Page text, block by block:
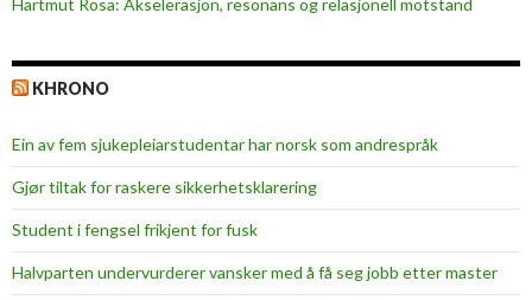
o
o
d
Hartmut Rosa: Akselerasjon, resonans og relasjonell motstand
KHRONO
Ein av fem sjukepleiar­studentar har norsk som andrespråk
Gjør tiltak for raskere sikkerhets­klarering
Student i fengsel frikjent for fusk
Halvparten undervurderer vansker med å få seg jobb etter master